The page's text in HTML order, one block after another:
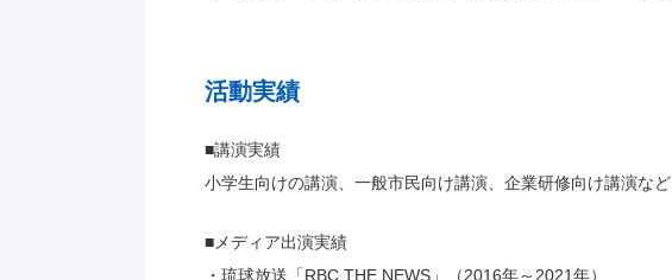
活動実績
■講演実績
小学生向けの講演、一般市民向け講演、企業研修向け講演など
■メディア出演実績
・琉球放送「RBC THE NEWS」（2016年～2021年）